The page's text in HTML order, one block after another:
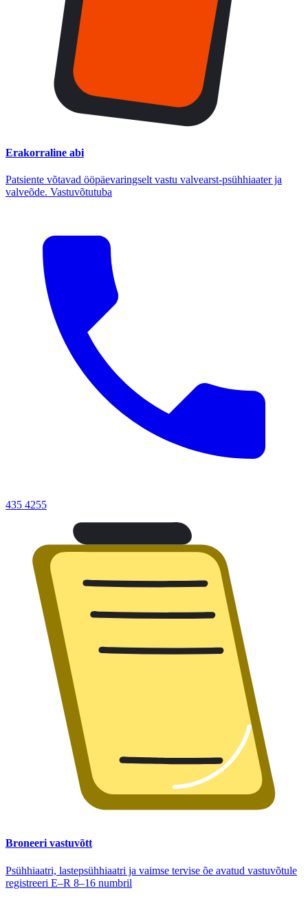
Erakorraline abi
Patsiente võtavad ööpäevaringselt vastu valvearst-psühhiaater ja
valveõde. Vastuvõtutuba
435 4255
Broneeri vastuvõtt
Psühhiaatri, lastepsühhiaatri ja vaimse tervise õe avatud vastuvõtule
registreeri E–R 8–16 numbril